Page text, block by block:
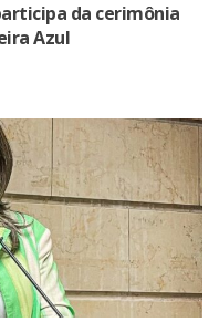
da cerimônia
Azul